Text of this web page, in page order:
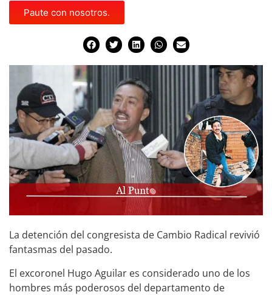
Paute con nosotros.
La detención del congresista de Cambio Radical revivió
fantasmas del pasado.
El excoronel Hugo Aguilar es considerado uno de los
hombres más poderosos del departamento de